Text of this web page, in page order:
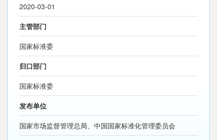
2020-03-01
主管部门
国家标准委
归口部门
国家标准委
发布单位
国家市场监督管理总局、中国国家标准化管理委员会